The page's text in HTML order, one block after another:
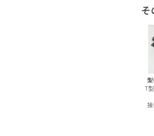
そ
T
接